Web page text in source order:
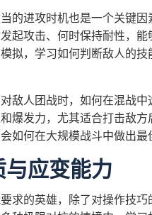
的进攻时机也是一个关键
起攻击、何时保持耐性，
拟，学习如何判断敌人的
敌人团战时，如何在混战
爆发力，尤其适合打击敌
如何在大规模战斗中做出最
应变能力
求的英雄，除了对操作技